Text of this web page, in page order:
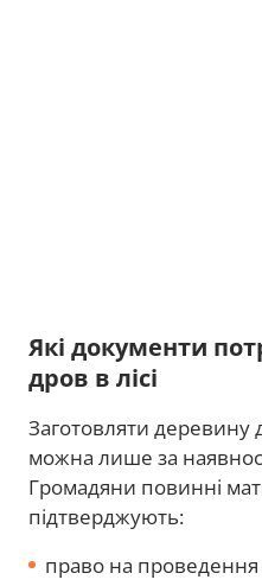
Які документи
дров в лісі
Заготовляти деревину
можна лише за
Громадяни повинні
підтверджують:
право на